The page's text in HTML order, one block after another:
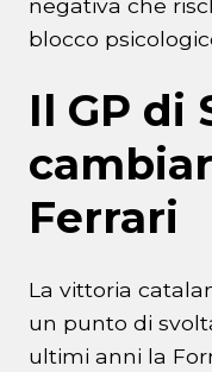
negativa che
blocco
Il GP di
Ferrari
La vittoria
un punto di
ultimi anni la